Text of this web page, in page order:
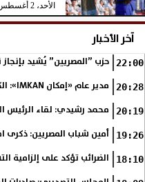
الأحد، 2 أغسطس 2026
آخر الأخبار
22:00 حزب ”المصريين” يُشيد
20:28 مدير عام «إمكان IMKAN»: الكوادر الوطنية المؤهلة هي الثروة الحقيقية لمستقبل التنمية في مصر
20:19 محمد رشيدي: لقاء الرئيس
19:26 أمين شباب المصريين: ذكرى
18:10 الضرائب تؤكد على إلزامية